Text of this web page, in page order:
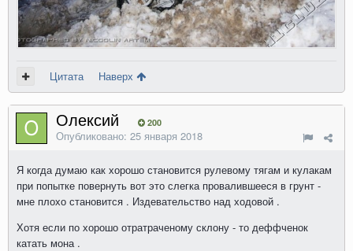
Цитата Наверх
Олексий 200
Опубликовано: 25 января 2018
Я когда думаю как хорошо становится рулевому тягам и кулакам
при попытке повернуть вот это слегка провалившееся в грунт -
мне плохо становится . Издевательство над ходовой .
Хотя если по хорошо отратраченому склону - то деффченок
катать мона .